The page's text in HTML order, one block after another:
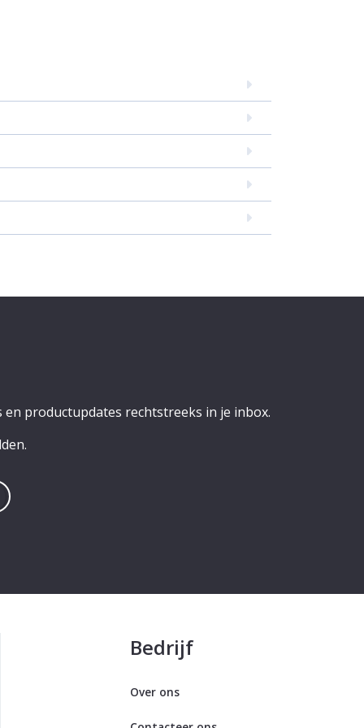
productupdates rechtstreeks in je inbox.
Bedrijf
Over ons